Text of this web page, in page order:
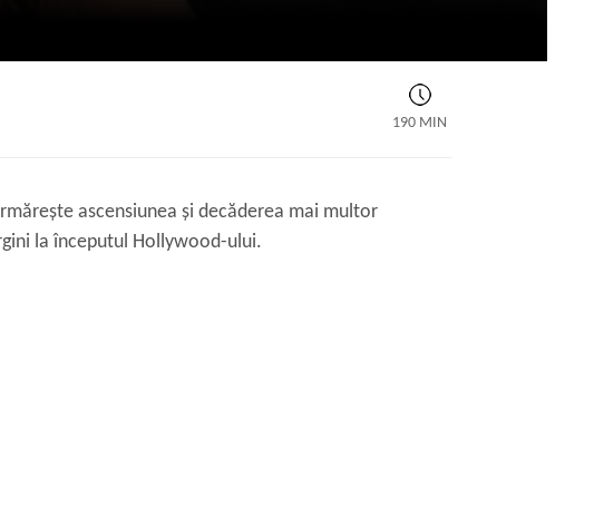
190 MIN
ascensiunea și decăderea mai multor
la începutul Hollywood-ului.